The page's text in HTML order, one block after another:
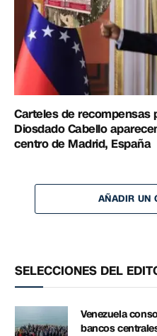
Carteles de recompensas
Diosdado Cabello
centro de Madrid, España
AÑADIR UN
SELECCIONES DEL
Venezuela
bancos